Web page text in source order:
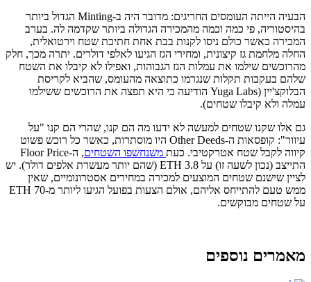
הבעיה הייתה העומסים החריגים: מדובר היה ב-Minting הגדול ביותר
בהיסטוריה, פי כמה וכמה מהמכירה הגדולה ביותר שקדמה לה. בערב
המכירה כאשר כולם ניסו לקנות בבת אחת חתיכת שטח וירטואלית,
החלה מלחמת גז קיצונית, ומחירי הגז הגיעו לאלפי דולרים. יתרה מכך, חלק
מהרוכשים שילמו את עמלות הגז הגבוהות, ואפילו לא קיבלו את השטח
שלהם בעקבות תקלות שנגרמו כתוצאה מהעומס, שהביא לקריסת
הבלוקצ'יין (Yuga Labs הודיעה כי היא תפצה את הרוכשים ששילמו
עמלה ולא קיבלו שטחים).
גם אלו שקנו שטחים למעשה לא ידעו מה הם קנו, שהרי הם קנו "על
עיוור": קופסאות ה-Other Deeds היו מוסתרות, כאשר כל רוכש פשוט
קיווה לקבל שטח אטרקטיבי. כעת משנחשפו השטחים
, ה-Floor Price
התייצב (נכון לשעה זו) על 3.8 ETH (שהם יותר מעשרת אלפים דולר). יש
לציין שישנם שטחים המוצעים למכירה במחירים אסטרונומיים, שאין
ממש טעם להתייחס אליהם, אולם הצעות בפועל הגיעו ליותר מ-70 ETH
על שטחים מבוקשים.
מאמרים נוספים